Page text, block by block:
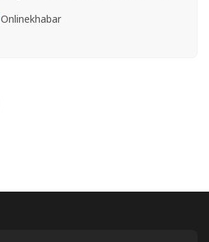
Onlinekhabar